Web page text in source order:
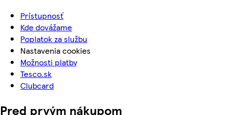
Prístupnosť
Kde dovážame
Poplatok za službu
Nastavenia cookies
Možnosti platby
Tesco.sk
Clubcard
Pred prvým nákupom